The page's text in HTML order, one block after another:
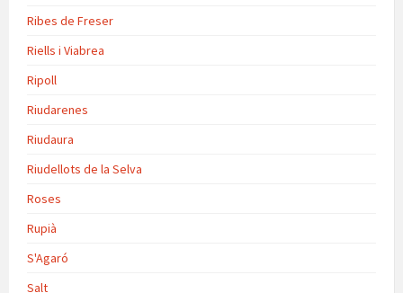
Ribes de Freser
Riells i Viabrea
Ripoll
Riudarenes
Riudaura
Riudellots de la Selva
Roses
Rupià
S'Agaró
Salt